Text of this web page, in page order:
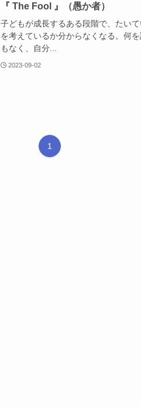
『 The Fool 』（愚か者）
子どもが成長するある段階で、たい
を考えているか分からなくなる。何
もなく、自分...
2023-09-02
1